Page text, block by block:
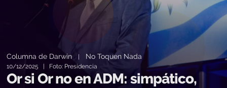
Columna de Darwin| No Toquen Nada
10/12/2025 | Foto: Presidencia
Or si Or no en ADM: simpático,